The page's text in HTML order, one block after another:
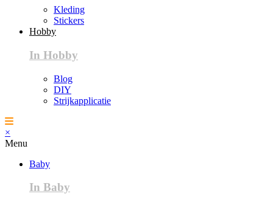
Kleding
Stickers
Hobby
In Hobby
Blog
DIY
Strijkapplicatie
×
Menu
Baby
In Baby